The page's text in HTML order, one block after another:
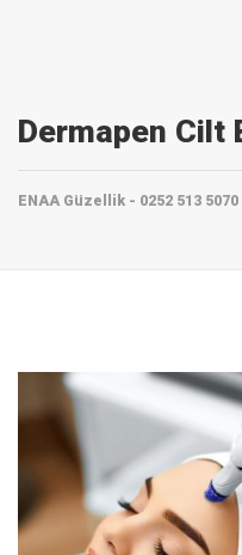
Dermapen Cilt
ENAA Güzellik - 0252 513 5070